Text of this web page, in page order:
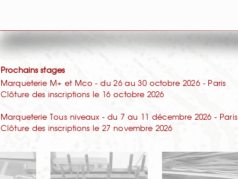
Prochains stages
Marqueterie M+ et Mco - du 26 au 30 octobre 2026 - Paris
Clôture des inscriptions le 16 octobre 2026
Marqueterie Tous niveaux - du 7 au 11 décembre 2026 - Paris
Clôture des inscriptions le 27 novembre 2026